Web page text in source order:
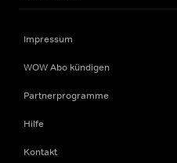
Impressum
WOW Abo kündigen
Partnerprogramme
Hilfe
Kontakt